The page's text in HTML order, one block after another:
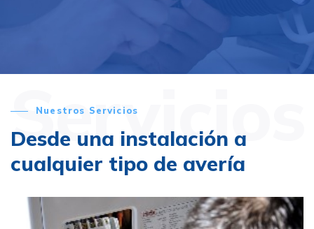
Servicios
Nuestros Servicios
Desde una instalación a
cualquier tipo de avería